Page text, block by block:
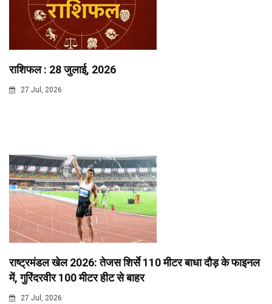
राशिफल : 28 जुलाई, 2026
27 Jul, 2026
राष्ट्रमंडल खेल 2026: तेजस शिर्से 110 मीटर बाधा दौड़ के फाइनल
में, गुरिंदरवीर 100 मीटर हीट से बाहर
27 Jul, 2026